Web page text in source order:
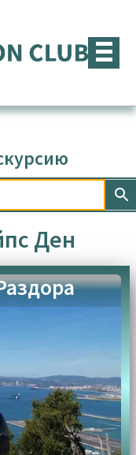
Ден